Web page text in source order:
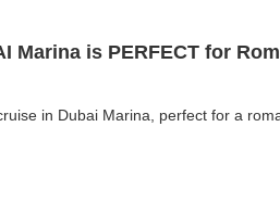
Marina is PERFECT for
in Dubai Marina, perfect for a